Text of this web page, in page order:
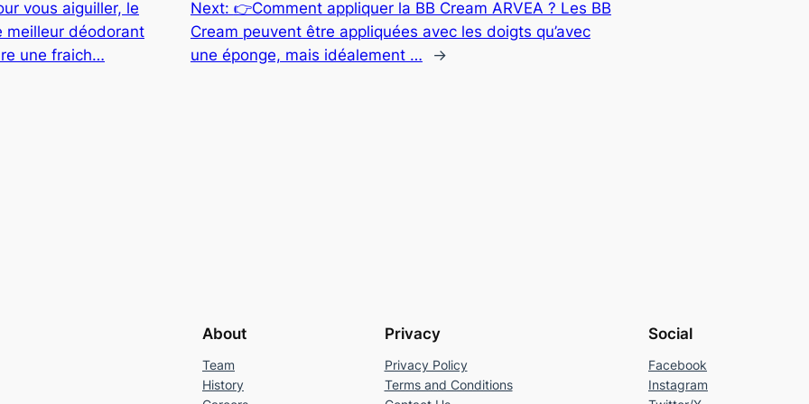
vous aiguiller, le
meilleur déodorant
une fraich…
Next: 👉Comment appliquer la BB Cream ARVEA ? Les BB
Cream peuvent être appliquées avec les doigts qu’avec
une éponge, mais idéalement …
→
About
Team
History
Privacy
Privacy Policy
Terms and Conditions
Social
Facebook
Instagram